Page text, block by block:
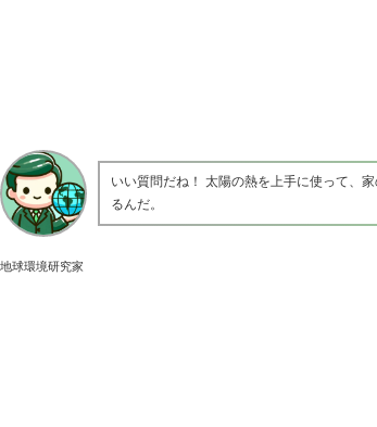
地球環境研究家
いい質問だね！ 太陽の熱を上手に使って、
るんだ。